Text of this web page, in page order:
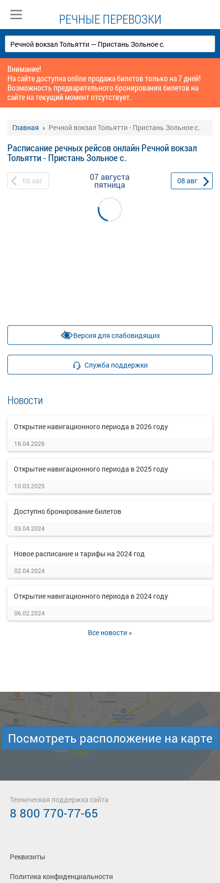
РЕЧНЫЕ ПЕРЕВОЗКИ
Внимание!
На сайте доступна online продажа билетов только на 7 дней!
Возможность предварительного бронирования билетов на
сайте на текущий момент отсутствует.
Главная Речной вокзал Тольятти - Пристань Зольное с.
Расписание речных рейсов онлайн Речной вокзал
Тольятти - Пристань Зольное с.
06 авг 07 августа
пятница 08 авг
Версия для слабовидящих
Служба поддержки
Новости
Открытие навигационного периода в 2026 году
16.04.2026
Открытие навигационного периода в 2025 году
10.03.2025
Доступно бронирование билетов
03.04.2024
Новое расписание и тарифы на 2024 год
02.04.2024
Открытие навигационного периода в 2024 году
06.02.2024
Все новости »
Посмотреть расположение на карте
Реквизиты
Политика конфиденциальности
Техническая поддержка сайта
8 800 770-77-65